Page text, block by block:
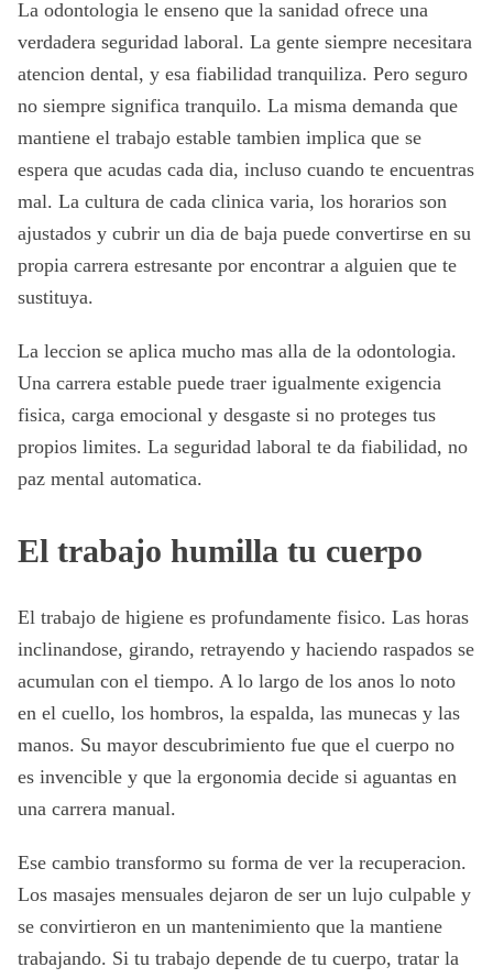
La odontologia le enseno que la sanidad ofrece una
verdadera seguridad laboral. La gente siempre necesitara
atencion dental, y esa fiabilidad tranquiliza. Pero seguro
no siempre significa tranquilo. La misma demanda que
mantiene el trabajo estable tambien implica que se
espera que acudas cada dia, incluso cuando te encuentras
mal. La cultura de cada clinica varia, los horarios son
ajustados y cubrir un dia de baja puede convertirse en su
propia carrera estresante por encontrar a alguien que te
sustituya.
La leccion se aplica mucho mas alla de la odontologia.
Una carrera estable puede traer igualmente exigencia
fisica, carga emocional y desgaste si no proteges tus
propios limites. La seguridad laboral te da fiabilidad, no
paz mental automatica.
El trabajo humilla tu cuerpo
El trabajo de higiene es profundamente fisico. Las horas
inclinandose, girando, retrayendo y haciendo raspados se
acumulan con el tiempo. A lo largo de los anos lo noto
en el cuello, los hombros, la espalda, las munecas y las
manos. Su mayor descubrimiento fue que el cuerpo no
es invencible y que la ergonomia decide si aguantas en
una carrera manual.
Ese cambio transformo su forma de ver la recuperacion.
Los masajes mensuales dejaron de ser un lujo culpable y
se convirtieron en un mantenimiento que la mantiene
trabajando. Si tu trabajo depende de tu cuerpo, tratar la